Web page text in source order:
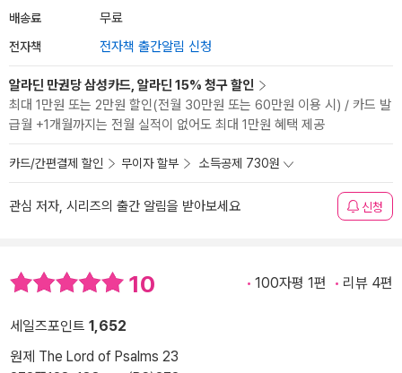
배송료 무료
전자책 전자책 출간알림 신청
알라딘 만권당 삼성카드, 알라딘 15% 청구 할인
최대 1만원 또는 2만원 할인(전월 30만원 또는 60만원 이용 시) / 카드 발
급월 +1개월까지는 전월 실적이 없어도 최대 1만원 혜택 제공
카드/간편결제 할인 무이자 할부 소득공제 730원
관심 저자, 시리즈의 출간 알림을 받아보세요 신청
10 100자평 1편 리뷰 4편
세일즈포인트 1,652
원제 The Lord of Psalms 23